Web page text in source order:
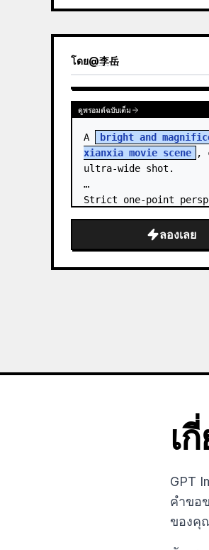
โดย@李岳
ดูพรอมต์ฉบับเต็ม
A
bright and
xianxia movie scene
,
ultra-wide shot.
Strict one-point
light golden jade,
the sea of clouds
ลองเลย
เ
GPT
คำขอ
ของคุ